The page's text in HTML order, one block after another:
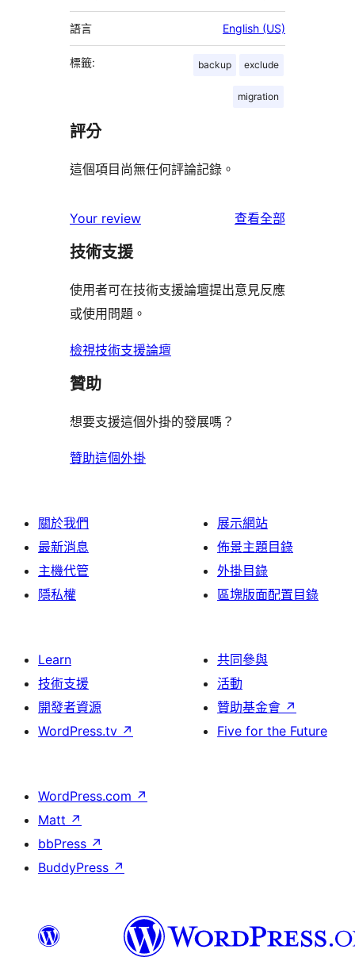
語言 English (US)
標籤: backup exclude
migration
評分
這個項目尚無任何評論記錄。
Your review 查看全部
評
技術支援
使用者可在技術支援論壇提出意見反應
或使用問題。
檢視技術支援論壇
贊助
想要支援這個外掛的發展嗎？
贊助這個外掛
關於我們
最新消息
主機代管
隱私權
展示網站
佈景主題目錄
外掛目錄
區塊版面配置目錄
Learn
技術支援
開發者資源
WordPress.tv ↗
共同參與
活動
贊助基金會 ↗
Five for the Future
WordPress.com ↗
Matt ↗
bbPress ↗
BuddyPress ↗